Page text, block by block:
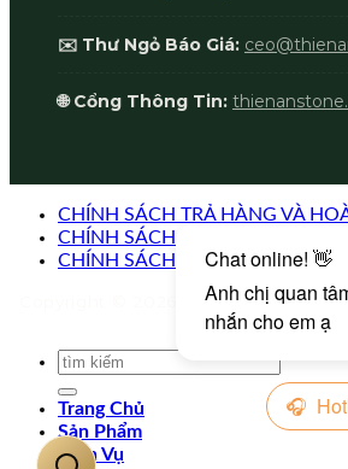
✉️ Thư Ngỏ Báo Giá:
🌐 Cổng Thông Tin:
CHÍNH SÁCH TRẢ HÀNG VÀ
CHÍNH SÁCH BẢO VỆ DỮ LIỆU
CHÍNH SÁCH BÁN HÀNG
Đá Nghệ Thuật
được bảo lưu.
Trang Chủ
Sản Phẩm
Dịch Vụ